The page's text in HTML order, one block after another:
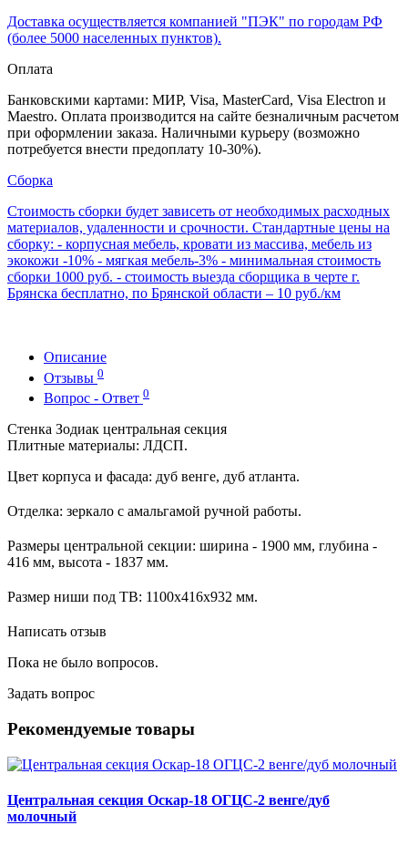
Доставка осуществляется компанией "ПЭК" по городам РФ
(более 5000 населенных пунктов).
Оплата
Банковскими картами: МИР, Visa, MasterCard, Visa Electron и
Maestro. Оплата производится на сайте безналичным расчетом
при оформлении заказа. Наличными курьеру (возможно
потребуется внести предоплату 10-30%).
Сборка
Стоимость сборки будет зависеть от необходимых расходных
материалов, удаленности и срочности. Стандартные цены на
сборку: - корпусная мебель, кровати из массива, мебель из
экокожи -10% - мягкая мебель-3% - минимальная стоимость
сборки 1000 руб. - стоимость выезда сборщика в черте г.
Брянска бесплатно, по Брянской области – 10 руб./км
Описание
Отзывы 0
Вопрос - Ответ 0
Стенка Зодиак центральная секция
Плитные материалы: ЛДСП.
Цвет корпуса и фасада: дуб венге, дуб атланта.
Отделка: зеркало с амальгамой ручной работы.
Размеры центральной секции: ширина - 1900 мм, глубина -
416 мм, высота - 1837 мм.
Размер ниши под ТВ: 1100х416х932 мм.
Написать отзыв
Пока не было вопросов.
Задать вопрос
Рекомендуемые товары
Центральная секция Оскар-18 ОГЦС-2 венге/дуб
молочный